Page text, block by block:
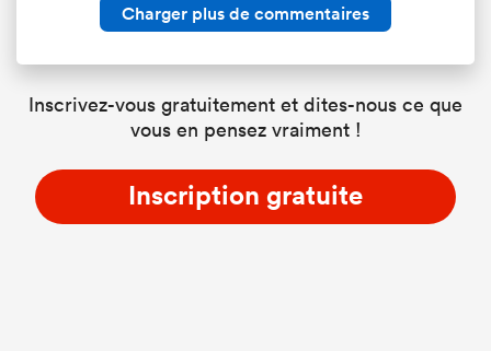
Charger plus de commentaires
Inscrivez-vous gratuitement et dites-nous ce que
vous en pensez vraiment !
Inscription gratuite